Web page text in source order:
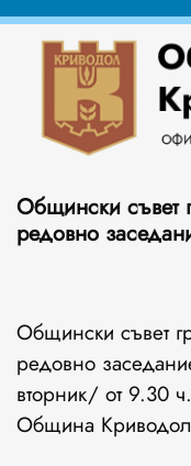
Общински съвет
редовно
Общински съвет
редовно
вторник/ от 9.30
Община